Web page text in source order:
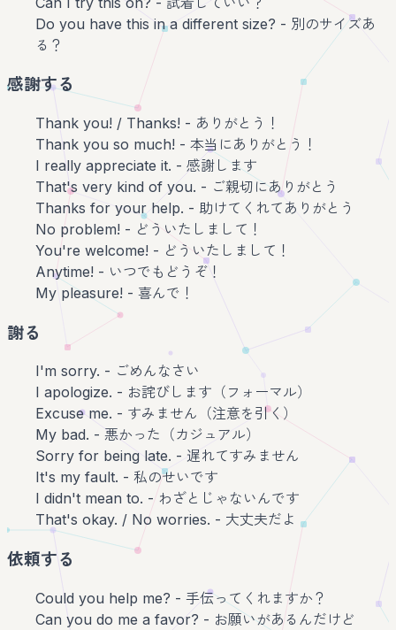
Do you have this in a different size? - 別のサイズあ
る？
感謝する
Thank you! / Thanks! - ありがとう！
Thank you so much! - 本当にありがとう！
I really appreciate it. - 感謝します
That's very kind of you. - ご親切にありがとう
Thanks for your help. - 助けてくれてありがとう
No problem! - どういたしまして！
You're welcome! - どういたしまして！
Anytime! - いつでもどうぞ！
My pleasure! - 喜んで！
謝る
I'm sorry. - ごめんなさい
I apologize. - お詫びします（フォーマル）
Excuse me. - すみません（注意を引く）
My bad. - 悪かった（カジュアル）
Sorry for being late. - 遅れてすみません
It's my fault. - 私のせいです
I didn't mean to. - わざとじゃないんです
That's okay. / No worries. - 大丈夫だよ
依頼する
Could you help me? - 手伝ってくれますか？
Can you do me a favor? - お願いがあるんだけど